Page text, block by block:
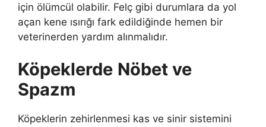
için ölümcül olabilir. Felç gibi durumlara da yol
açan kene ısırığı fark edildiğinde hemen bir
veterinerden yardım alınmalıdır.
Köpeklerde Nöbet ve
Spazm
Köpeklerin zehirlenmesi kas ve sinir sistemini